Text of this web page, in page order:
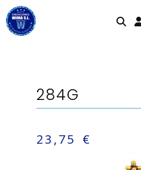
284G
23,75 €